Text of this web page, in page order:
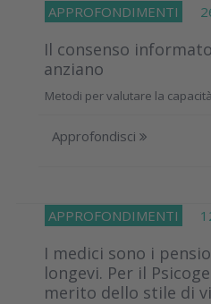
APPROFONDIMENTI
Il consenso
anziano
Metodi per valutare la
Approfondisci
APPROFONDIMENTI
I medici sono i
longevi. Per il
merito dello stile di